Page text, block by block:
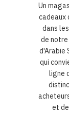
Un
cadeaux
dans
de
d'Arabie
qui
ligne
et